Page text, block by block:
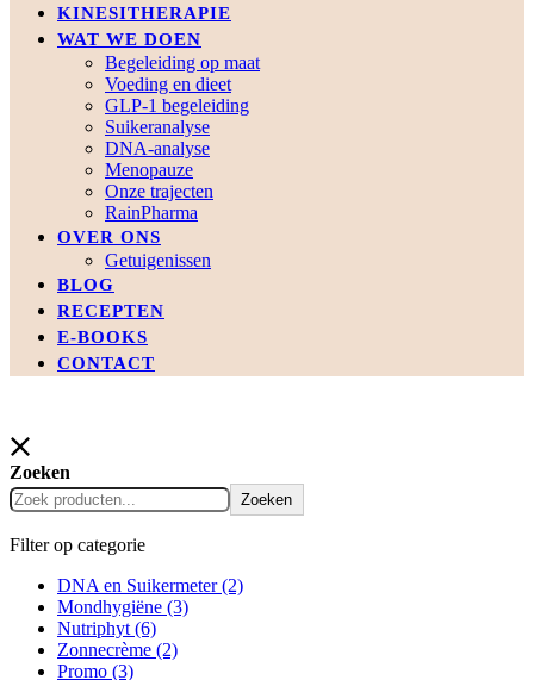
KINESITHERAPIE
WAT WE DOEN
Begeleiding op maat
Voeding en dieet
GLP-1 begeleiding
Suikeranalyse
DNA-analyse
Menopauze
Onze trajecten
RainPharma
OVER ONS
Getuigenissen
BLOG
RECEPTEN
E-BOOKS
CONTACT
Zoeken
Zoeken
Filter op categorie
DNA en Suikermeter(2)
Mondhygiëne (3)
Nutriphyt (6)
Zonnecrème (2)
Promo (3)